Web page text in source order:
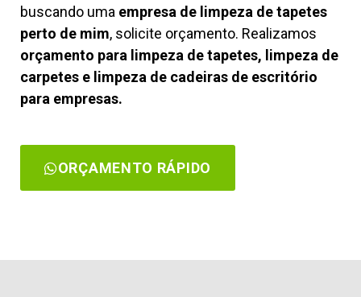
buscando uma empresa de limpeza de tapetes
perto de mim, solicite orçamento. Realizamos
orçamento para limpeza de tapetes, limpeza de
carpetes e limpeza de cadeiras de escritório
para empresas.
ORÇAMENTO RÁPIDO